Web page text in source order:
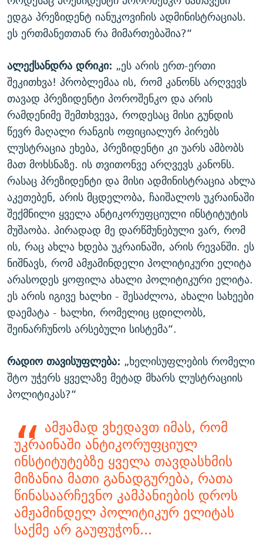
ედგა პრეზიდენტ იანუკოვიჩის ადმინისტრაციას.
ეს ერთმანეთთან რა მიმართებაშია?“
ალექსანდრა დრიკი: „ეს არის ერთ-ერთი
შეკითხვა! პრობლემაა ის, რომ კანონს არღვევს
თავად პრეზიდენტი პოროშენკო და არის
რამდენიმე შემთხვევა, როდესაც მისი გუნდის
წევრ მაღალი რანგის ოფიციალურ პირებს
ლუსტრაცია ეხება, პრეზიდენტი კი უარს ამბობს
მათ მოხსნაზე. ის თვითონვე არღვევს კანონს.
რასაც პრეზიდენტი და მისი ადმინისტრაცია ახლა
აკეთებენ, არის მცდელობა, ჩაიშალოს უკრაინაში
შექმნილი ყველა ანტიკორუფციული ინსტიტუტის
მუშაობა. პირადად მე დარწმუნებული ვარ, რომ
ის, რაც ახლა ხდება უკრაინაში, არის რევანში. ეს
ნიშნავს, რომ ამჟამინდელი პოლიტიკური ელიტა
არასოდეს ყოფილა ახალი პოლიტიკური ელიტა.
ეს არის იგივე ხალხი - შესაძლოა, ახალი სახეები
დაემატა - ხალხი, რომელიც ცდილობს,
შეინარჩუნოს არსებული სისტემა“.
რადიო თავისუფლება: „ხელისუფლების რომელი
შტო უჭერს ყველაზე მეტად მხარს ლუსტრაციის
პოლიტიკას?“
ამჟამად ვხედავთ იმას, რომ
უკრაინაში ანტიკორუფციულ
ინსტიტუტებზე ყველა თავდასხმის
მიზანია მათი განადგურება, რათა
წინასაარჩევნო კამპანიების დროს
ამჟამინდელ პოლიტიკურ ელიტას
საქმე არ გაუფუჭონ...